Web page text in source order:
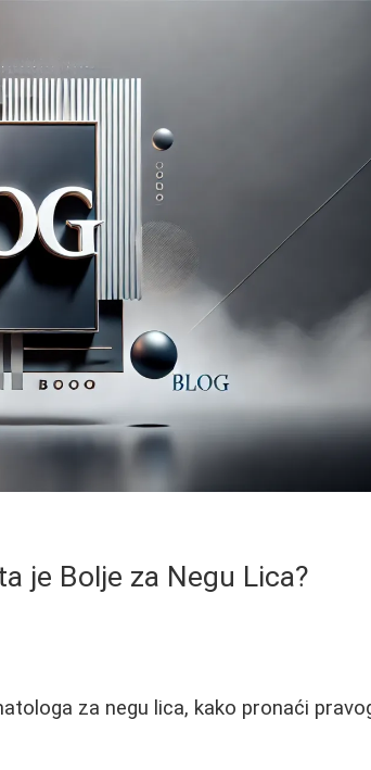
je Bolje za Negu Lica?
za negu lica, kako pronaći